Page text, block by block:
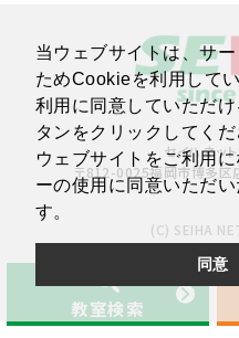
当ウェブサイトは、サ
ためCookieを利用して
利用に同意していただ
タンをクリックしてく
ウェブサイトをご利用
ーの使用に同意いただ
す。
同意
教室検索
教室検索
セイハネッ
〒812-0025福岡市博多区
(C) SEIHA